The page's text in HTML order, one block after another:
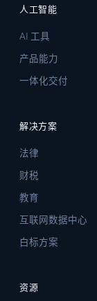
人工智能
AI 工具
产品能力
一体化交付
解决方案
法律
财税
教育
互联网数据中心
白标方案
资源